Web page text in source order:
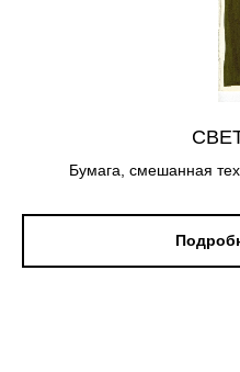
Бумага, смешанная